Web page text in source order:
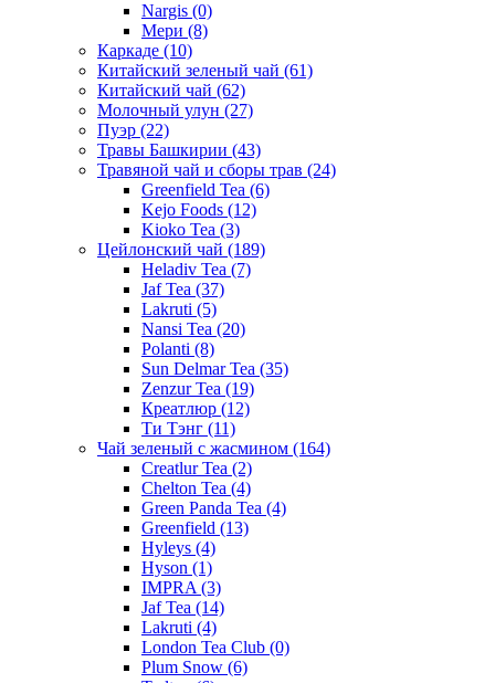
Nargis (0)
Мери (8)
Каркаде (10)
Китайский зеленый чай (61)
Китайский чай (62)
Молочный улун (27)
Пуэр (22)
Травы Башкирии (43)
Травяной чай и сборы трав (24)
Greenfield Tea (6)
Kejo Foods (12)
Kioko Tea (3)
Цейлонский чай (189)
Heladiv Tea (7)
Jaf Tea (37)
Lakruti (5)
Nansi Tea (20)
Polanti (8)
Sun Delmar Tea (35)
Zenzur Tea (19)
Креатлюр (12)
Ти Тэнг (11)
Чай зеленый с жасмином (164)
Creatlur Tea (2)
Chelton Tea (4)
Green Panda Tea (4)
Greenfield (13)
Hyleys (4)
Hyson (1)
IMPRA (3)
Jaf Tea (14)
Lakruti (4)
London Tea Club (0)
Plum Snow (6)